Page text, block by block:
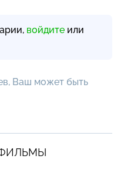
войдите или
Ваш может быть